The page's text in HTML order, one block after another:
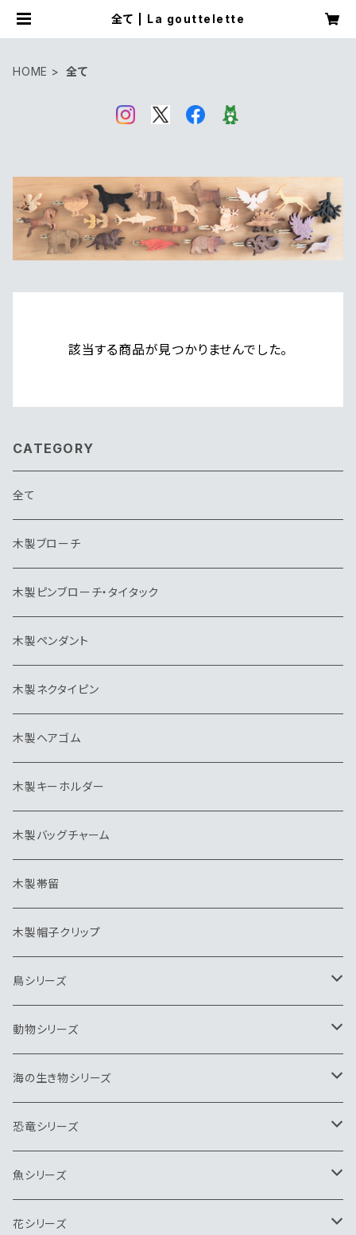
全て | La gouttelette
HOME 全て
該当する商品が見つかりませんでした。
CATEGORY
全て
木製ブローチ
木製ピンブローチ・タイタック
木製ペンダント
木製ネクタイピン
木製ヘアゴム
木製キーホルダー
木製バッグチャーム
木製帯留
木製帽子クリップ
鳥シリーズ
ブローチ
ペンダント
ネクタイピン
キーホルダー
ヘアゴム
動物シリーズ
ブローチ
ペンダント
ネクタイピン
キーホルダー
海の生き物シリーズ
ブローチ
ペンダント
ネクタイピン
恐竜シリーズ
ブローチ
ペンダント
魚シリーズ
ブローチ
花シリーズ